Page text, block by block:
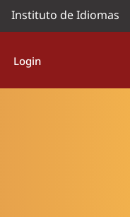
Instituto de Idiomas
Login